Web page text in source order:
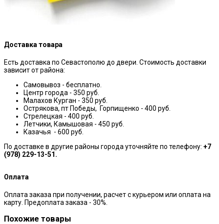
Доставка товара
Есть доставка по Севастополю до двери. Стоимость доставки
зависит от района:
Самовывоз - бесплатно.
Центр города - 350 руб.
Малахов Курган - 350 руб.
Острякова, пт Победы, Горпищенко - 400 руб.
Стрелецкая - 400 руб.
Летчики, Камышовая - 450 руб.
Казачья - 600 руб.
По доставке в другие районы города уточняйте по телефону: +7
(978) 229-13-51.
Оплата
Оплата заказа при получении, расчет с курьером или оплата на
карту. Предоплата заказа - 30%.
Похожие товары